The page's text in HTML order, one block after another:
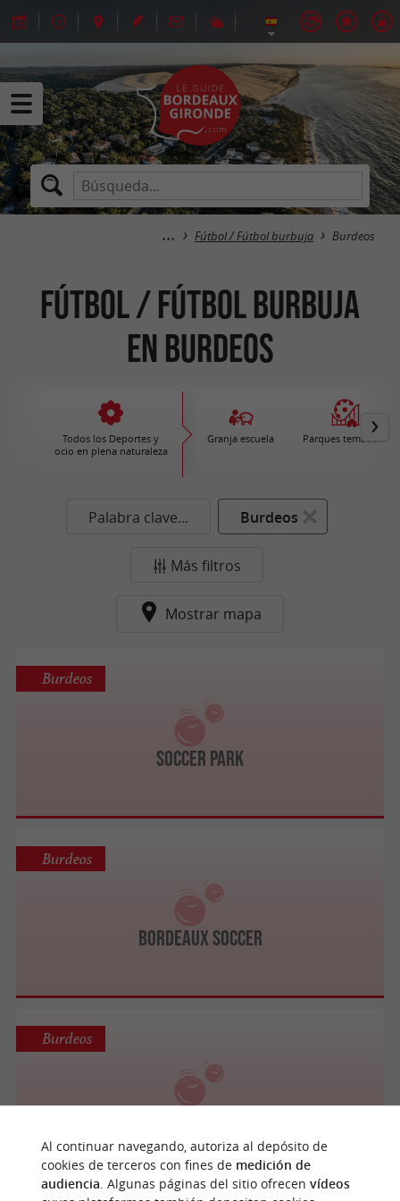
Fútbol / Fútbol burbuja Burdeos
Fútbol / Fútbol burbuja
en Burdeos
Todos los Deportes y
ocio en plena naturaleza
Granja escuela Parques temáticos
Palabra clave... Burdeos
Más filtros
Mostrar mapa
Soccer Park
Burdeos
Bordeaux Soccer
Burdeos
Burdeos
Al continuar navegando, autoriza al depósito de
cookies de terceros con fines de medición de
audiencia . Algunas páginas del sitio ofrecen vídeos